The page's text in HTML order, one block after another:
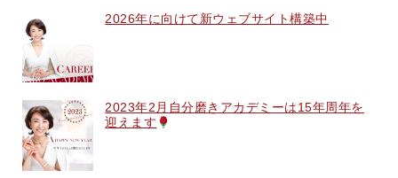
2026年に向けて新ウェブサイト構築中
2023年2月自分磨きアカデミーは15年周年を
迎えます